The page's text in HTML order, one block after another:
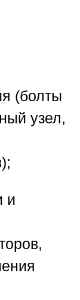
(болты
узел,
и